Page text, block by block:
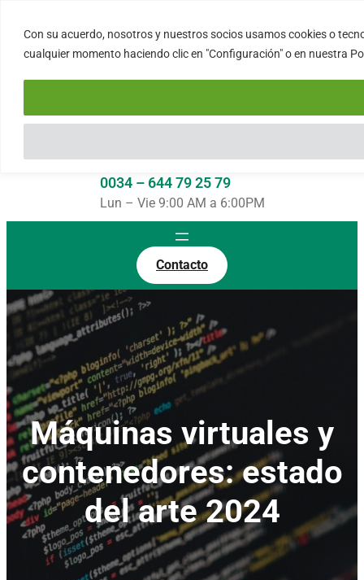
Con su acuerdo, nosotros y nuestros socios usamos cookies o
cualquier momento haciendo clic en "Configuración" o en nuestra
contenido
FORTINUX.COM
Cataluña – España
SLA 24 hs. Soporte Online
0034 – 644 79 25 79
Lun – Vie 9:00 AM a 6:00PM
Contacto
Máquinas virtuales y
contenedores: estado
del arte 2024